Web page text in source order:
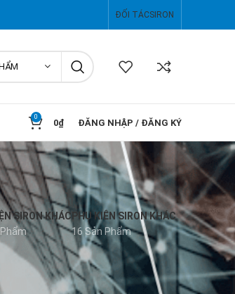
ĐỐI TÁCSIRON
0
0₫ ĐĂNG NHẬP / ĐĂNG KÝ
SIRON KHÁC PHỤ KIÊN SIRON KHÁC
16 Sản Phẩm